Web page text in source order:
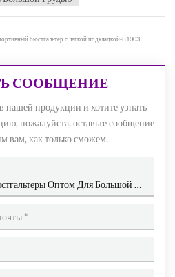
бюстгальтер с легкой подкладкой-B1003
СООБЩЕНИЕ
нашей продукции и хотите узнать
пожалуйста, оставьте сообщение
вам, как только сможем.
Удобные Спортивные Бюстгальтеры Оптом Для Большой Груди-B1001